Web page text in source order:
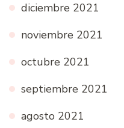
diciembre 2021
noviembre 2021
octubre 2021
septiembre 2021
agosto 2021